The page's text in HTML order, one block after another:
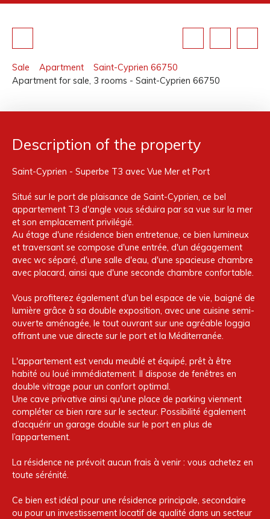
Sale Apartment
Saint-Cyprien 66750
Apartment for sale, 3 rooms - Saint-Cyprien 66750
Description of the property
Saint-Cyprien - Superbe T3 avec Vue Mer et Port
Situé sur le port de plaisance de Saint-Cyprien, ce bel
appartement T3 d'angle vous séduira par sa vue sur la mer
et son emplacement privilégié.
Au étage d'une résidence bien entretenue, ce bien lumineux
et traversant se compose d'une entrée, d'un dégagement
avec wc séparé, d'une salle d'eau, d'une spacieuse chambre
avec placard, ainsi que d'une seconde chambre confortable.
Vous profiterez également d'un bel espace de vie, baigné de
lumière grâce à sa double exposition, avec une cuisine semi-
ouverte aménagée, le tout ouvrant sur une agréable loggia
offrant une vue directe sur le port et la Méditerranée.
L'appartement est vendu meublé et équipé, prêt à être
habité ou loué immédiatement. Il dispose de fenêtres en
double vitrage pour un confort optimal.
Une cave privative ainsi qu'une place de parking viennent
compléter ce bien rare sur le secteur. Possibilité également
d’acquérir un garage double sur le port en plus de
l’appartement.
La résidence ne prévoit aucun frais à venir : vous achetez en
toute sérénité.
Ce bien est idéal pour une résidence principale, secondaire
ou pour un investissement locatif de qualité dans un secteur